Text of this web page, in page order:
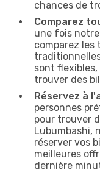
chances de
Comparez
une fois
comparez les
sont
trouver des
Réservez à
personnes
pour trouver
Lubumbashi,
réserver vos
meilleures
dernière